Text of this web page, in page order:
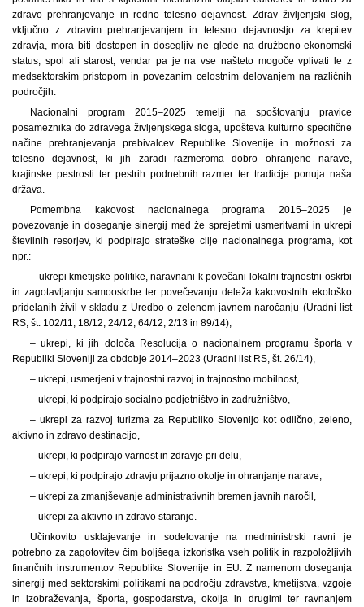
zdravo prehranjevanje in redno telesno dejavnost. Zdrav življenjski slog,
vključno z zdravim prehranjevanjem in telesno dejavnostjo za krepitev
zdravja, mora biti dostopen in dosegljiv ne glede na družbeno-ekonomski
status, spol ali starost, vendar pa je na vse našteto mogoče vplivati le z
medsektorskim pristopom in povezanim celostnim delovanjem na različnih
področjih.
Nacionalni program 2015–2025 temelji na spoštovanju pravice
posameznika do zdravega življenjskega sloga, upošteva kulturno specifične
načine prehranjevanja prebivalcev Republike Slovenije in možnosti za
telesno dejavnost, ki jih zaradi razmeroma dobro ohranjene narave,
krajinske pestrosti ter pestrih podnebnih razmer ter tradicije ponuja naša
država.
Pomembna kakovost nacionalnega programa 2015–2025 je
povezovanje in doseganje sinergij med že sprejetimi usmeritvami in ukrepi
številnih resorjev, ki podpirajo strateške cilje nacionalnega programa, kot
npr.:
– ukrepi kmetijske politike, naravnani k povečani lokalni trajnostni oskrbi
in zagotavljanju samooskrbe ter povečevanju deleža kakovostnih ekološko
pridelanih živil v skladu z Uredbo o zelenem javnem naročanju (Uradni list
RS, št. 102/11, 18/12, 24/12, 64/12, 2/13 in 89/14),
– ukrepi, ki jih določa Resolucija o nacionalnem programu športa v
Republiki Sloveniji za obdobje 2014–2023 (Uradni list RS, št. 26/14),
– ukrepi, usmerjeni v trajnostni razvoj in trajnostno mobilnost,
– ukrepi, ki podpirajo socialno podjetništvo in zadružništvo,
– ukrepi za razvoj turizma za Republiko Slovenijo kot odlično, zeleno,
aktivno in zdravo destinacijo,
– ukrepi, ki podpirajo varnost in zdravje pri delu,
– ukrepi, ki podpirajo zdravju prijazno okolje in ohranjanje narave,
– ukrepi za zmanjševanje administrativnih bremen javnih naročil,
– ukrepi za aktivno in zdravo staranje.
Učinkovito usklajevanje in sodelovanje na medministrski ravni je
potrebno za zagotovitev čim boljšega izkoristka vseh politik in razpoložljivih
finančnih instrumentov Republike Slovenije in EU. Z namenom doseganja
sinergij med sektorskimi politikami na področju zdravstva, kmetijstva, vzgoje
in izobraževanja, športa, gospodarstva, okolja in drugimi ter ravnanjem